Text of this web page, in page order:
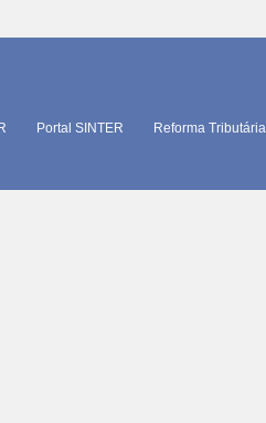
Portal SINTER Reforma